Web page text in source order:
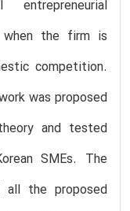
entrepreneurial
when the firm is
competition.
was proposed
and tested
SMEs. The
the proposed